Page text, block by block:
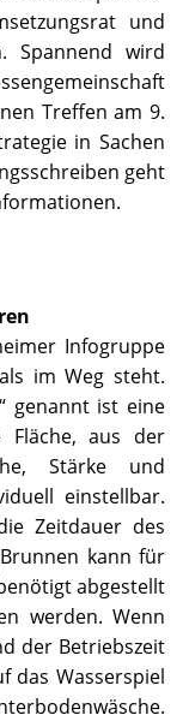
und
Spannend wird
Treffen am 9.
in Sachen
geht
Infogruppe
im Weg steht.
genannt ist eine
aus der
Stärke und
einstellbar.
Zeitdauer des
kann für
abgestellt
werden. Wenn
der Betriebszeit
das Wasserspiel